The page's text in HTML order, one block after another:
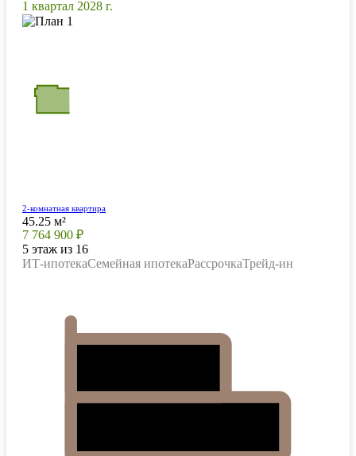
1 квартал 2028 г.
2-комнатная квартира
45.25 м²
7 764 900 ₽
5 этаж из 16
ИТ-ипотекаСемейная ипотекаРассрочкаТрейд-ин